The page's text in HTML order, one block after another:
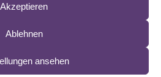
Akzeptieren
Ablehnen
ansehen
sein, um einen Kommentar
&Manfred Esser